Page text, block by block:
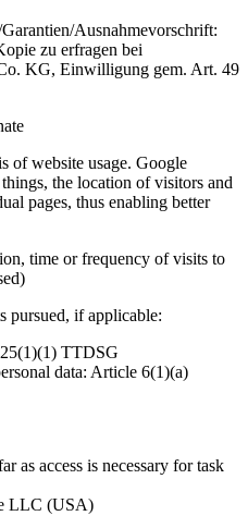
Ausnahmevorschrift:
zu erfragen bei
KG, Einwilligung gem. Art. 49
of website usage. Google
the location of visitors and
pages, thus enabling better
time or frequency of visits to
pursued, if applicable:
TTDSG
data: Article 6(1)(a)
as access is necessary for task
LLC (USA)